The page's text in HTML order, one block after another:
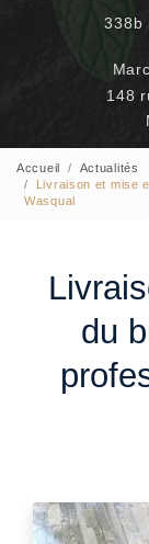
338b
148
Accueil
Actualités
Livraison et mise
Wasqual
du